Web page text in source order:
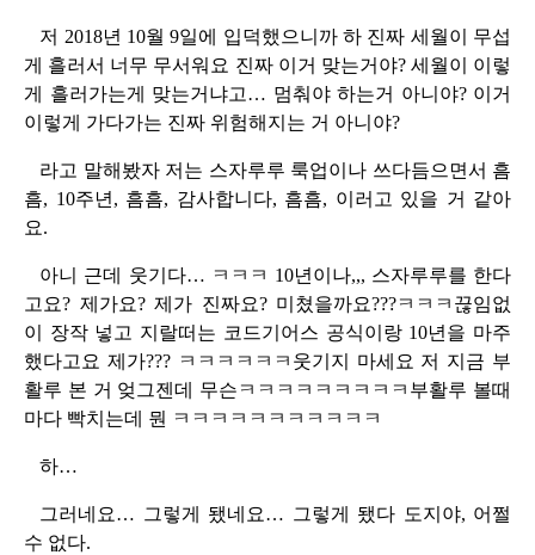
저 2018년 10월 9일에 입덕했으니까 하 진짜 세월이 무섭
게 흘러서 너무 무서워요 진짜 이거 맞는거야? 세월이 이렇
게 흘러가는게 맞는거냐고… 멈춰야 하는거 아니야? 이거
이렇게 가다가는 진짜 위험해지는 거 아니야?
라고 말해봤자 저는 스자루루 룩업이나 쓰다듬으면서 흠
흠, 10주년, 흠흠, 감사합니다, 흠흠, 이러고 있을 거 같아
요.
아니 근데 웃기다… ㅋㅋㅋ 10년이나,,, 스자루루를 한다
고요? 제가요? 제가 진짜요? 미쳤을까요???ㅋㅋㅋ끊임없
이 장작 넣고 지랄떠는 코드기어스 공식이랑 10년을 마주
했다고요 제가??? ㅋㅋㅋㅋㅋㅋ웃기지 마세요 저 지금 부
활루 본 거 엊그젠데 무슨ㅋㅋㅋㅋㅋㅋㅋㅋㅋ부활루 볼때
마다 빡치는데 뭔 ㅋㅋㅋㅋㅋㅋㅋㅋㅋㅋㅋ
하…
그러네요… 그렇게 됐네요… 그렇게 됐다 도지야, 어쩔
수 없다.